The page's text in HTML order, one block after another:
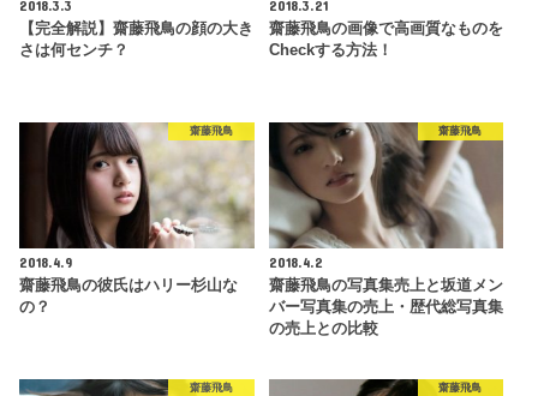
2018.3.3
【完全解説】齋藤飛鳥の顔の大き
さは何センチ？
2018.3.21
齋藤飛鳥の画像で高画質なものを
Checkする方法！
齋藤飛鳥
2018.4.9
齋藤飛鳥の彼氏はハリー杉山な
の？
齋藤飛鳥
2018.4.2
齋藤飛鳥の写真集売上と坂道メン
バー写真集の売上・歴代総写真集
の売上との比較
齋藤飛鳥 齋藤飛鳥